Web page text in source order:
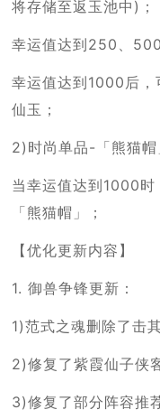
将存储至返玉池中)；
幸运值达到250、
幸运值达到1000后，
仙玉；
2)时尚单品-「熊猫帽
当幸运值达到1000
「熊猫帽」；
【优化更新内容】
1. 御兽争锋更新：
1)范式之魂删除了击
2)修复了紫霞仙子侠
3)修复了部分阵容推